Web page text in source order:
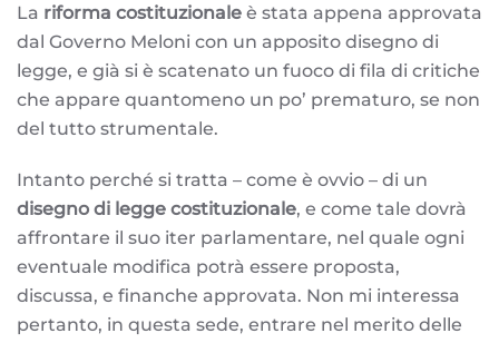
La riforma costituzionale è stata appena approvata
dal Governo Meloni con un apposito disegno di
legge, e già si è scatenato un fuoco di fila di critiche
che appare quantomeno un po’ prematuro, se non
del tutto strumentale.
Intanto perché si tratta – come è ovvio – di un
disegno di legge costituzionale, e come tale dovrà
affrontare il suo iter parlamentare, nel quale ogni
eventuale modifica potrà essere proposta,
discussa, e finanche approvata. Non mi interessa
pertanto, in questa sede, entrare nel merito delle